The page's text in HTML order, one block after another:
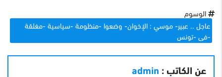
الوسوم
عاجل .. عبير- موسي : الإخوان- وضعوا -منظومة -سياسية -مغلقة
-فى -تونس
عن الكاتب : admin